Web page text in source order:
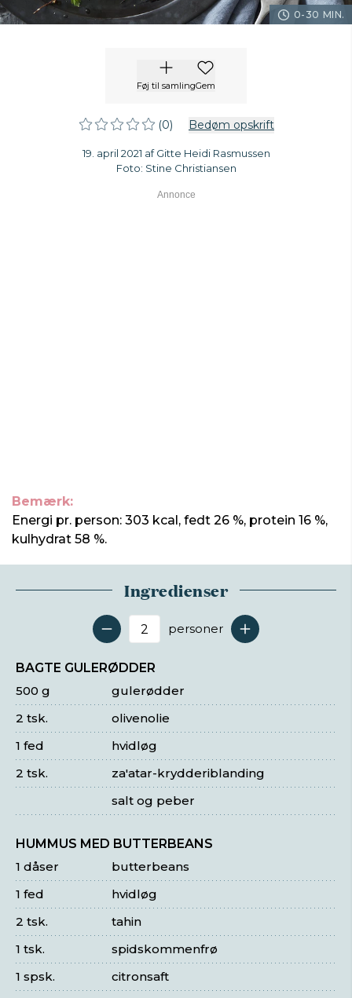
0-30 MIN.
Føj til samlingGem
(0) Bedøm opskrift
19. april 2021 af Gitte Heidi Rasmussen
Foto: Stine Christiansen
Bemærk:
Energi pr. person: 303 kcal, fedt 26 %, protein 16 %,
kulhydrat 58 %.
Ingredienser
Antal serveringer
personer
BAGTE GULERØDDER
gulerødder
500 g
olivenolie
2 tsk.
hvidløg
1 fed
za'atar-krydderiblanding
2 tsk.
salt og peber
HUMMUS MED BUTTERBEANS
butterbeans
1 dåser
hvidløg
1 fed
tahin
2 tsk.
spidskommenfrø
1 tsk.
citronsaft
1 spsk.